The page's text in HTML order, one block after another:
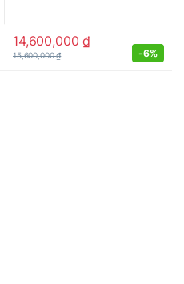
14,600,000₫
15,600,000₫ -6%
sắp xếp theo mới nhất